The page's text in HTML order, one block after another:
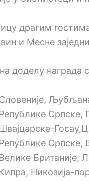
драгим
и Месне
доделу
Српске,
Британије,
Никозија-